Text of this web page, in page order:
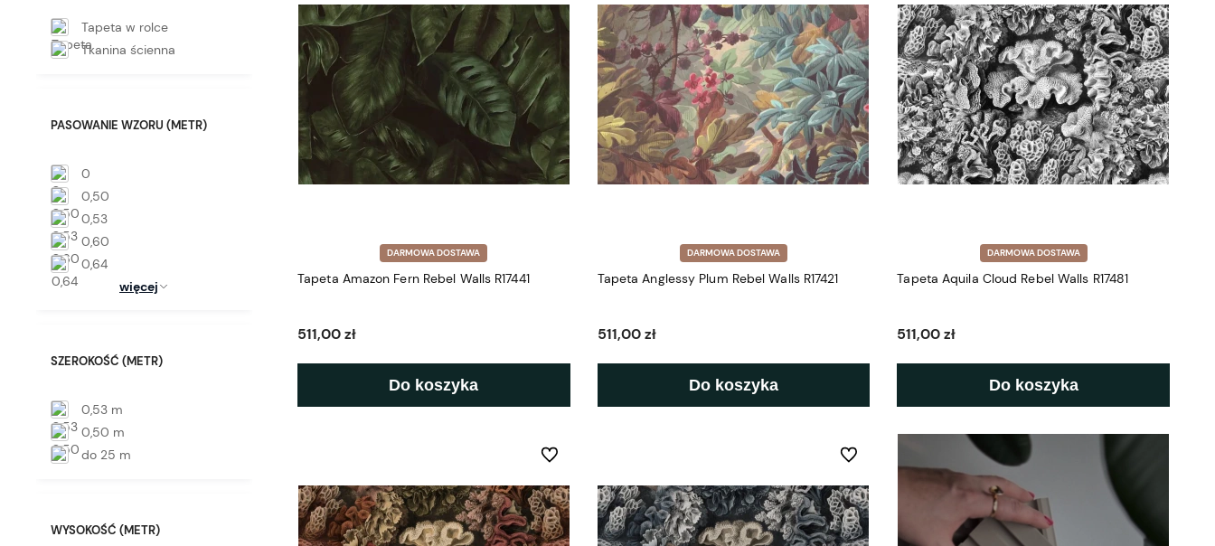
Tapeta w rolce
Tkanina ścienna
PASOWANIE WZORU (METR)
0
0,50
0,53
0,60
0,64
więcej
SZEROKOŚĆ (METR)
0,53 m
0,50 m
do 25 m
WYSOKOŚĆ (METR)
DARMOWA DOSTAWA
Tapeta Amazon Fern Rebel Walls R17441
511,00 zł
Do koszyka
DARMOWA DOSTAWA
Tapeta Anglessy Plum Rebel Walls R17421
511,00 zł
Do koszyka
DARMOWA DOSTAWA
Tapeta Aquila Cloud Rebel Walls R17481
511,00 zł
Do koszyka
Do ulubionych Do ulubionych